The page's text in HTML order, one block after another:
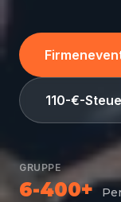
110-€-
GRUPPE
6-400+